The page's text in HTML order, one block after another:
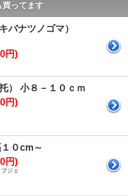
買ってます
バナツノゴマ）
円)
） 小８－１０ｃｍ
円)
０cm～
円)
ジェ